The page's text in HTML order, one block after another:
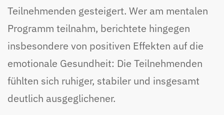
Teilnehmenden gesteigert. Wer am mentalen
Programm teilnahm, berichtete hingegen
insbesondere von positiven Effekten auf die
emotionale Gesundheit: Die Teilnehmenden
fühlten sich ruhiger, stabiler und insgesamt
deutlich ausgeglichener.